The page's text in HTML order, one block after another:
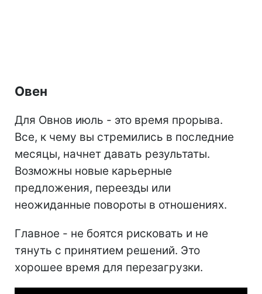
Овен
Для Овнов июль - это время прорыва.
Все, к чему вы стремились в последние
месяцы, начнет давать результаты.
Возможны новые карьерные
предложения, переезды или
неожиданные повороты в отношениях.
Главное - не боятся рисковать и не
тянуть с принятием решений. Это
хорошее время для перезагрузки.